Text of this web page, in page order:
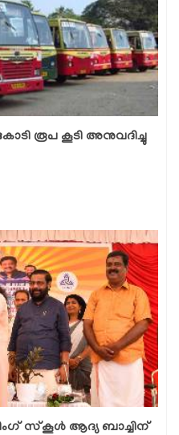
രൂപ കൂടി അനുവദിച്ചു
സ്‌കൂള്‍ ആദ്യ ബാച്ചിന്